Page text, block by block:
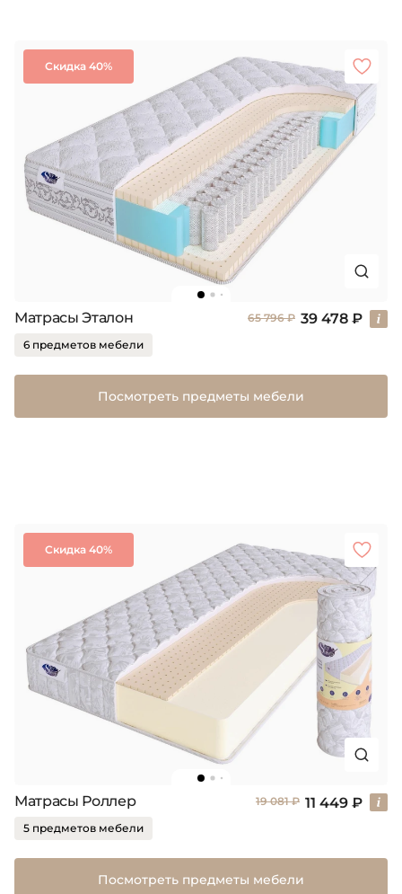
Скидка 40%
Матрасы Эталон 65 796 ₽ 39 478 ₽
6 предметов мебели
Посмотреть предметы мебели
Скидка 40%
Матрасы Роллер 19 081 ₽ 11 449 ₽
5 предметов мебели
Посмотреть предметы мебели